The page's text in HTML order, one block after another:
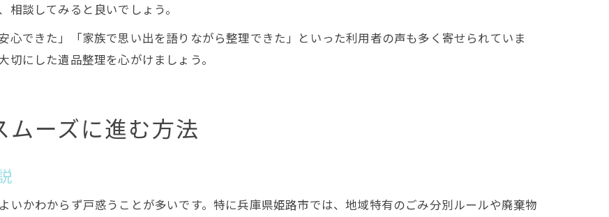
談してみると良いでしょう。
心できた」「家族で思い出を語りながら整理できた」といった利用者の声も多く寄せられていま
にした遺品整理を心がけましょう。
ーズに進む方法
いかわからず戸惑うことが多いです。特に兵庫県姫路市では、地域特有のごみ分別ルールや廃棄物